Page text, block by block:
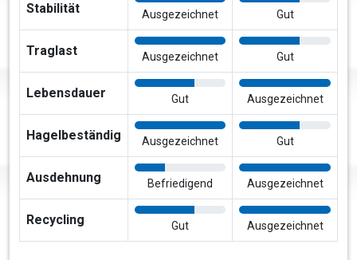
Stabilität Ausgezeichnet Gut
Traglast Ausgezeichnet Gut
Lebensdauer Gut Ausgezeichnet
Hagelbeständig Ausgezeichnet Gut
Ausdehnung Befriedigend Ausgezeichnet
Recycling Gut Ausgezeichnet